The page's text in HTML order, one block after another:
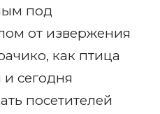
под
от извержения
как птица
сегодня
посетителей